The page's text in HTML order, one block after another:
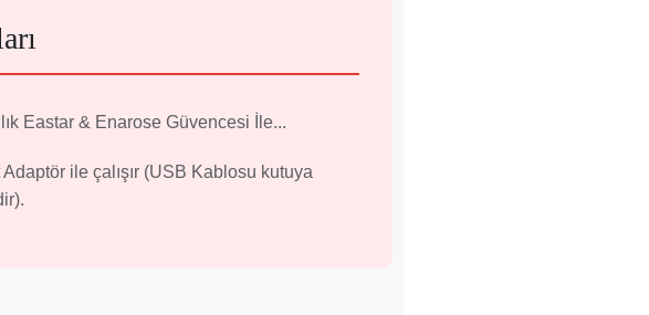
Eastar & Enarose Güvencesi İle...
Adaptör ile çalışır (USB Kablosu kutuya